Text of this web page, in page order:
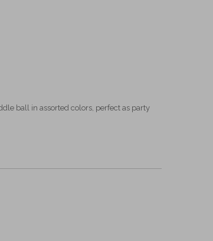
ball in assorted colors, perfect as party